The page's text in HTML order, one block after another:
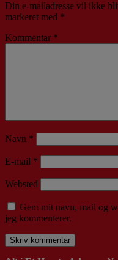
Din e-mailadresse vil ikke
markeret med *
Kommentar *
Navn *
E-mail *
Websted
Gem mit navn, mail og
jeg kommenterer.